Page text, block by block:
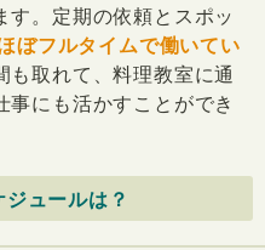
す。定期の依頼とスポッ
ぼフルタイムで働いてい
も取れて、料理教室に通
事にも活かすことができ
ュールは？